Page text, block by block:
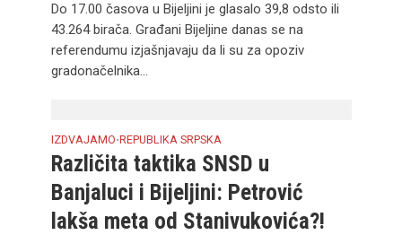
Do 17.00 časova u Bijeljini je glasalo 39,8 odsto ili
43.264 birača. Građani Bijeljine danas se na
referendumu izjašnjavaju da li su za opoziv
gradonačelnika...
IZDVAJAMO•REPUBLIKA SRPSKA
Različita taktika SNSD u
Banjaluci i Bijeljini: Petrović
lakša meta od Stanivukovića?!